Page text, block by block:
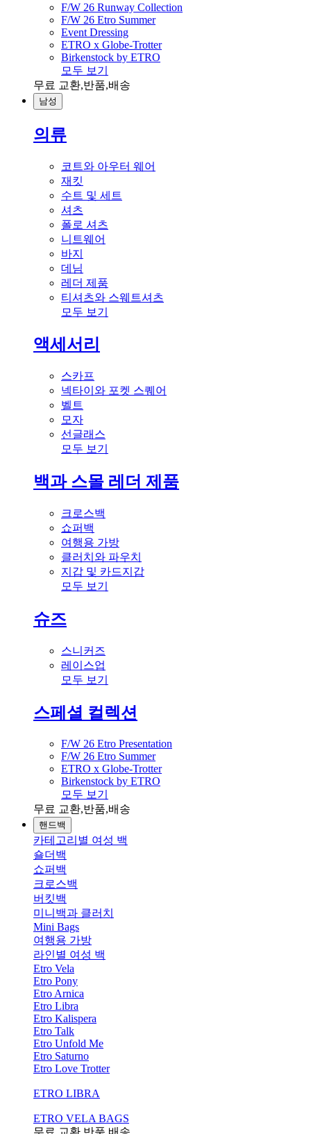
F/W 26 Runway Collection
F/W 26 Etro Summer
Event Dressing
ETRO x Globe-Trotter
Birkenstock by ETRO
모두 보기
무료 교환,반품,배송
남성
의류
코트와 아우터 웨어
재킷
수트 및 세트
셔츠
폴로 셔츠
니트웨어
바지
데님
레더 제품
티셔츠와 스웨트셔츠
모두 보기
액세서리
스카프
넥타이와 포켓 스퀘어
벨트
모자
선글래스
모두 보기
백과 스몰 레더 제품
크로스백
쇼퍼백
여행용 가방
클러치와 파우치
지갑 및 카드지갑
모두 보기
슈즈
스니커즈
레이스업
모두 보기
스페셜 컬렉션
F/W 26 Etro Presentation
F/W 26 Etro Summer
ETRO x Globe-Trotter
Birkenstock by ETRO
모두 보기
무료 교환,반품,배송
핸드백
카테고리별 여성 백
숄더백
쇼퍼백
크로스백
버킷백
미니백과 클러치
Mini Bags
여행용 가방
라인별 여성 백
Etro Vela
Etro Pony
Etro Arnica
Etro Libra
Etro Kalispera
Etro Talk
Etro Unfold Me
Etro Saturno
Etro Love Trotter
ETRO LIBRA
ETRO VELA BAGS
무료 교환,반품,배송